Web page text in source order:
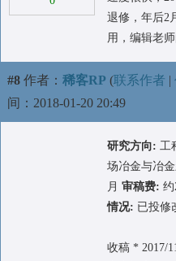
退修，年后2
用，编辑老
#8 作者： 稀客RP (联系作者 |
间：2018-01-20 20:49
研究方向: 工
场冶金与冶
月 审稿费: 约
情况: 已投修
收稿 * 2017/